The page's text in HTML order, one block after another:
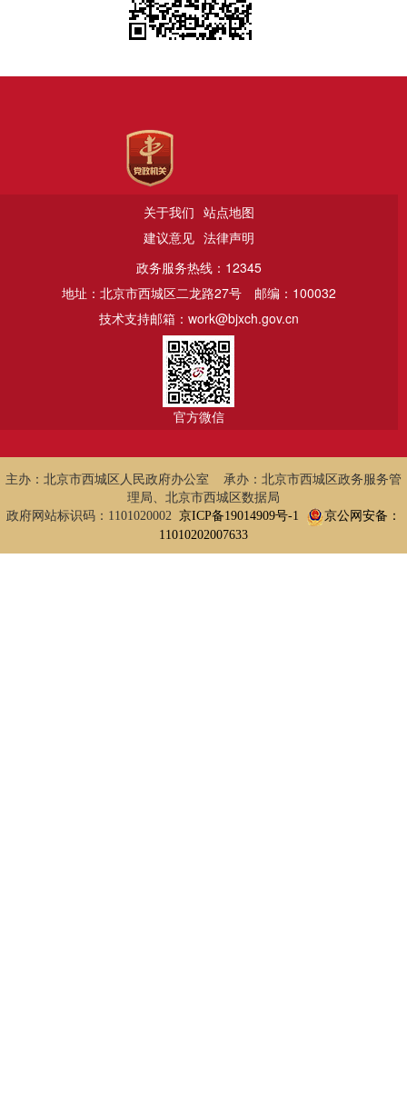
关于我们 站点地图
建议意见 法律声明
政务服务热线：12345
地址：北京市西城区二龙路27号
邮编：100032
技术支持邮箱：work@bjxch.gov.cn
官方微信
主办：北京市西城区人民政府办公室 承办：北京市西城区政务服务管
理局、北京市西城区数据局
政府网站标识码：1101020002 京ICP备19014909号-1
京公网安备：
11010202007633